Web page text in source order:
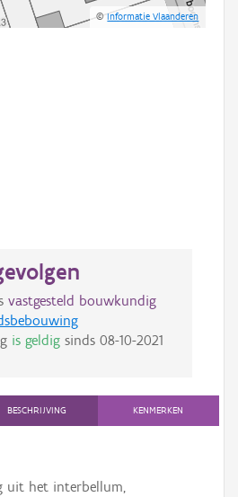
©Informatie Vlaanderen
vastgesteld bouwkundig
is geldigsinds 08-10-2021
BESCHRIJVING KENMERKEN
uit het interbellum,